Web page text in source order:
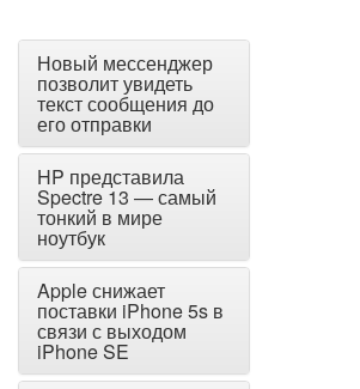
Новый мессенджер
позволит увидеть
текст сообщения до
его отправки
HP представила
Spectre 13 — самый
тонкий в мире
ноутбук
Apple снижает
поставки iPhone 5s в
связи с выходом
iPhone SE